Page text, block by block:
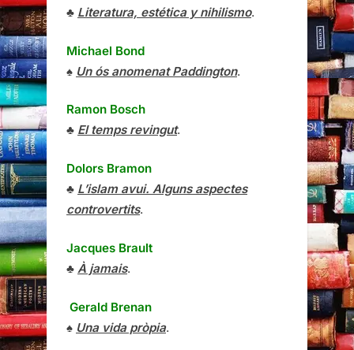
♣ Literatura, estética y nihilismo.
Michael Bond
♠ Un ós anomenat Paddington.
Ramon Bosch
♣ El temps revingut.
Dolors Bramon
♣ L’islam avui. Alguns aspectes
controvertits.
Jacques Brault
♣ À jamais.
Gerald Brenan
♠ Una vida pròpia.